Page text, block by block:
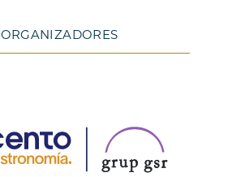
ORGANIZADORES